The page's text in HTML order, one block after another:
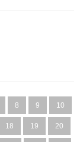
8 9 10
18 19 20